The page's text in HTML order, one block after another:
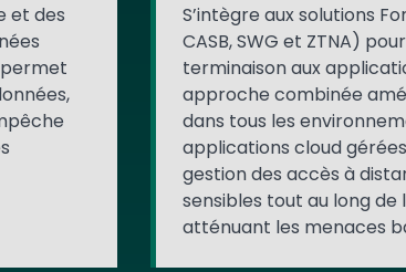
et des
S’intègre aux solutions
CASB, SWG et ZTNA)
terminaison aux
approche combinée
dans tous les
applications cloud
gestion des accès à
sensibles tout au long
atténuant les menaces